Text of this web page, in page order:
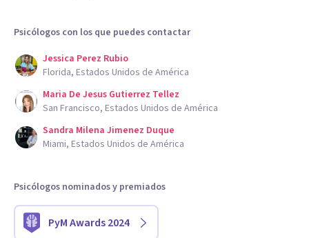
Psicólogos con los que puedes contactar
Jessica Perez Rubio
Florida, Estados Unidos de América
Maria De Jesus Gutierrez Tellez
San Francisco, Estados Unidos de América
Sandra Milena Jimenez Duque
Miami, Estados Unidos de América
Psicólogos nominados y premiados
PyM Awards 2024